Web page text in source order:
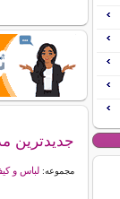
جدیدترین
مجموعه: لباس و